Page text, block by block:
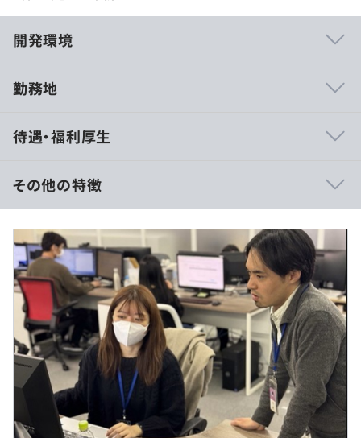
開発環境
の自由度を広げ、小ロット・短納期での生産を実現した
ユーザーが直感的に利用できるデザインシミュレーターを
APIとして外部提供することで、他企業との連携を強化
し、サービスの可能性を広げています。
オンデマンドプリントは、すでにWebを活用した仕組み
が整いつつあるため、今後はこの「オンデマンドプリント
ソリューション」をグローバルに広めていき、さらなるサ
ービス価値を提供していく段階にはいりました。
また、当社では、すべてのサービスを内製化し、設計から
リリース、運用まで一貫して携われる環境が整えること
で、
エンジニアや営業など全ての社員が自分たちの手で形にし
た成果が、直接ユーザーに届く瞬間を体感できるのが特徴
です。
勤務地
待遇・福利厚生
■賃金形態：月給制
■締日/支払日：月末締め、翌月15日支払い
■基本給：約28万～43万円
■固定残業代：45時間分、約9万～14万円（超過分は別途
支給）
■その他手当（専門職手当や交通費など）
想定年収 は年収提示額を保証するものではありません）
その他の特徴